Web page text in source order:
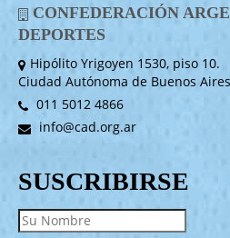
CONFEDERACIÓN
DEPORTES
Hipólito Yrigoyen 1530, piso 10.
Ciudad Autónoma de Buenos
011 5012 4866
info@cad.org.ar
SUSCRIBIRSE